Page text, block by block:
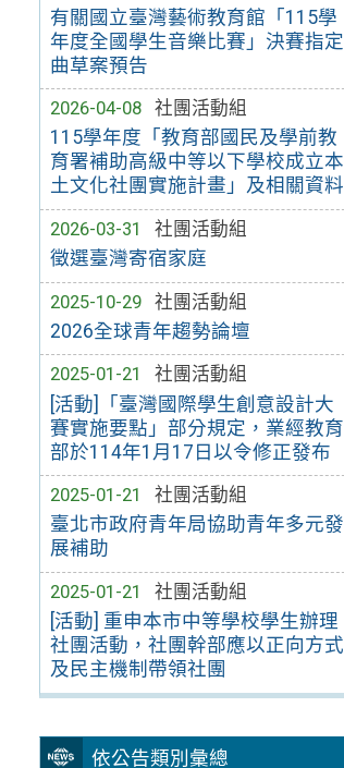
有關國立臺灣藝術教育館「115學
年度全國學生音樂比賽」決賽指定
曲草案預告
2026-04-08
社團活動組
115學年度「教育部國民及學前教
育署補助高級中等以下學校成立本
土文化社團實施計畫」及相關資料
2026-03-31
社團活動組
徵選臺灣寄宿家庭
2025-10-29
社團活動組
2026全球青年趨勢論壇
2025-01-21
社團活動組
[活動]「臺灣國際學生創意設計大
賽實施要點」部分規定，業經教育
部於114年1月17日以令修正發布
2025-01-21
社團活動組
臺北市政府青年局協助青年多元發
展補助
2025-01-21
社團活動組
[活動] 重申本市中等學校學生辦理
社團活動，社團幹部應以正向方式
及民主機制帶領社團
依公告類別彙總